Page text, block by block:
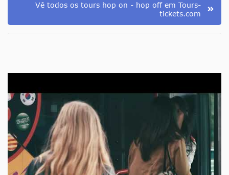
Vê todos os tours hop on - hop off em Tours-
tickets.com